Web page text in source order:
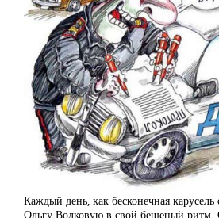
Каждый день, как бесконечная
Ольгу Волковую в свой бешеный ритм.